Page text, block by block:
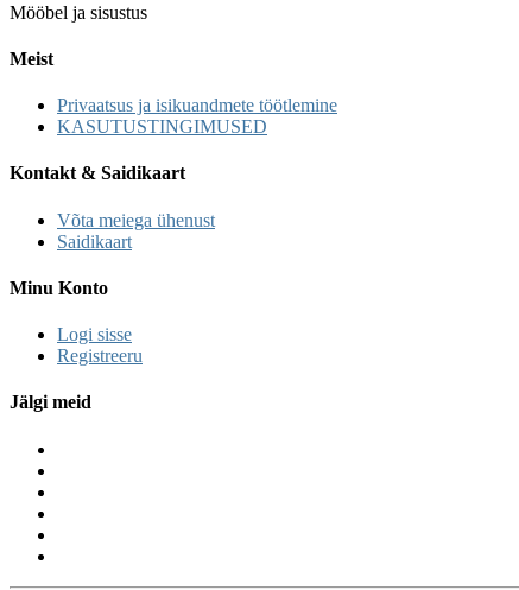
Mööbel ja sisustus
Meist
Privaatsus ja isikuandmete töötlemine
KASUTUSTINGIMUSED
Kontakt & Saidikaart
Võta meiega ühenust
Saidikaart
Minu Konto
Logi sisse
Registreeru
Jälgi meid